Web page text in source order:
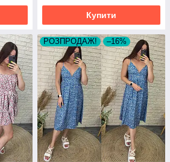
Купити
РОЗПРОДАЖ! –16%